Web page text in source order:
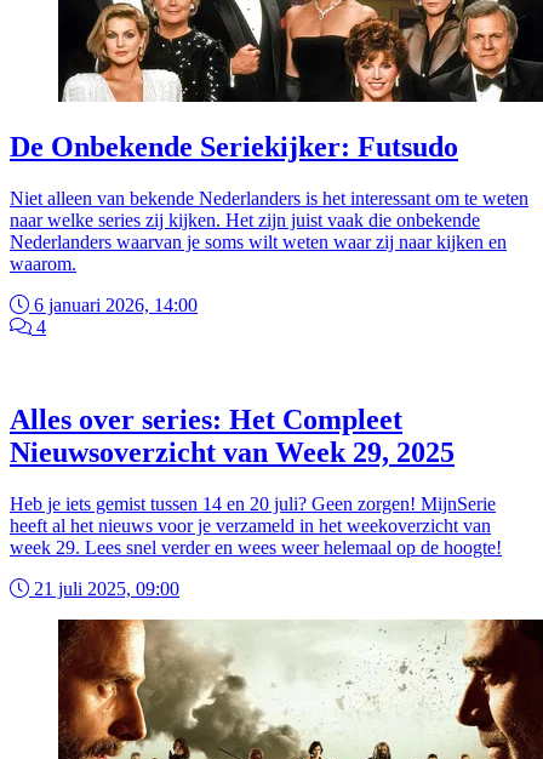
De Onbekende Seriekijker: Futsudo
Niet alleen van bekende Nederlanders is het interessant om te weten
naar welke series zij kijken. Het zijn juist vaak die onbekende
Nederlanders waarvan je soms wilt weten waar zij naar kijken en
waarom.
6 januari 2026, 14:00
4
Alles over series: Het Compleet
Nieuwsoverzicht van Week 29, 2025
Heb je iets gemist tussen 14 en 20 juli? Geen zorgen! MijnSerie
heeft al het nieuws voor je verzameld in het weekoverzicht van
week 29. Lees snel verder en wees weer helemaal op de hoogte!
21 juli 2025, 09:00